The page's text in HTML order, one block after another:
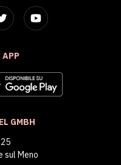
APP
GMBH
sul Meno